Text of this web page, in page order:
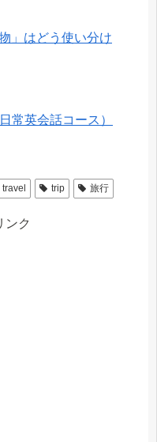
」はどう使い分け
常英会話コース）
travel trip 旅行
ンク